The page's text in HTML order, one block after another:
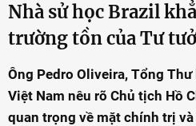
Nhà sử học Brazil
trường tồn của Tư
Ông Pedro Oliveira, Tổng
Việt Nam nêu rõ Chủ tịch Hồ
quan trọng về mặt chính trị